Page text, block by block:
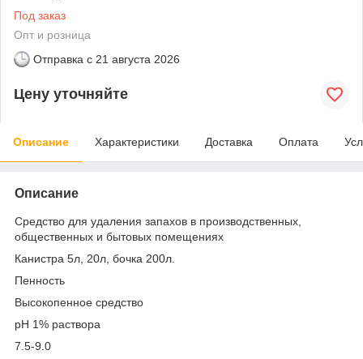
Под заказ
Опт и розница
Отправка с 21 августа 2026
Цену уточняйте
Описание Характеристики Доставка Оплата
Описание
Средство для удаления запахов в производственных,
общественных и бытовых помещениях
Канистра 5л, 20л, бочка 200л.
Пенность
Высокопенное средство
pH 1% раствора
7.5-9.0